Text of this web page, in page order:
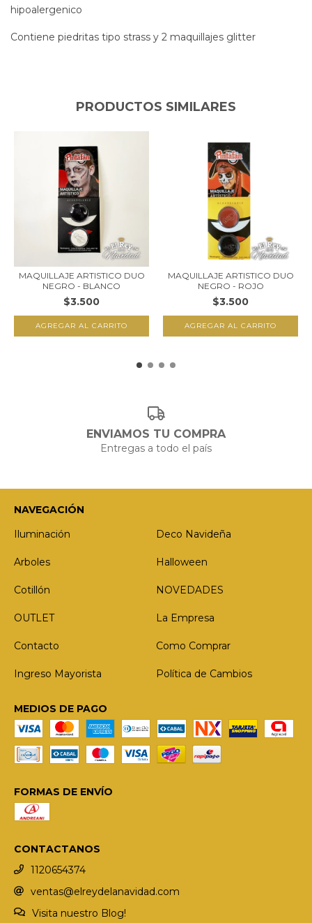
hipoalergenico
Contiene piedritas tipo strass y 2 maquillajes glitter
PRODUCTOS SIMILARES
MAQUILLAJE ARTISTICO DUO
NEGRO - BLANCO
$3.500
MAQUILLAJE ARTISTICO DUO
NEGRO - ROJO
$3.500
ENVIAMOS TU COMPRA
Entregas a todo el país
NAVEGACIÓN
Iluminación
Deco Navideña
Arboles Halloween
Cotillón NOVEDADES
OUTLET La Empresa
Contacto Como Comprar
Ingreso Mayorista Política de Cambios
MEDIOS DE PAGO
FORMAS DE ENVÍO
CONTACTANOS
1120654374
ventas@elreydelanavidad.com
Visita nuestro Blog!